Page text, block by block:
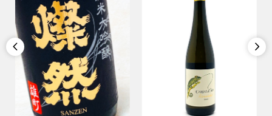
 